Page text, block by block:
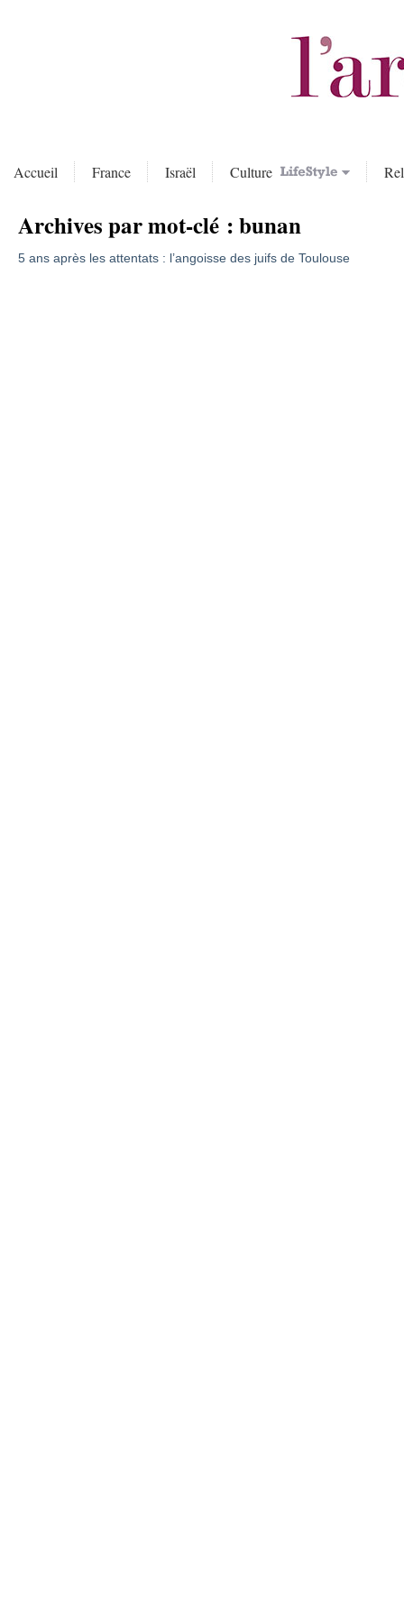
Accueil France Israël Culture
Archives par mot-clé :bunan
5 ans après les attentats : l’angoisse des juifs de Toulouse